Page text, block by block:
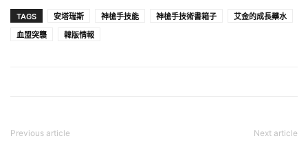
TAGS 安塔瑞斯 神槍手技能 神槍手技術書箱子
艾金的成長藥水
血盟突襲
韓版情報
Previous article Next article